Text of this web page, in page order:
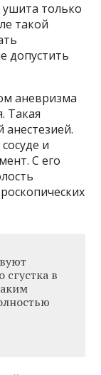
ушита только
такой
допустить
аневризма
Такая
и
С его
сгустка в